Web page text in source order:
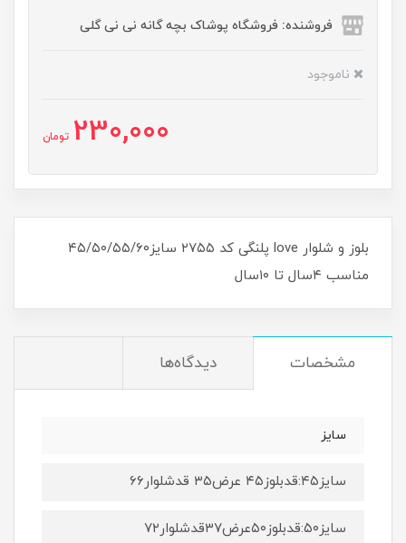
فروشنده: فروشگاه پوشاک بچه گانه نی نی گلی
ناموجود
230,000 تومان
بلوز و شلوار love پلنگی کد ۲۷۵۵ سایز۴۵/۵۰/۵۵/۶۰
مناسب ۴سال تا ۱۰سال
مشخصات دیدگاه‌ها
سایز
سایز۴۵:قدبلوز۴۵ عرض۳۵ قدشلوار۶۶
سایز۵۰:قدبلوز۵۰عرض۳۷قدشلوار۷۲